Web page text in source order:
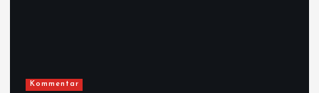
Kommentar